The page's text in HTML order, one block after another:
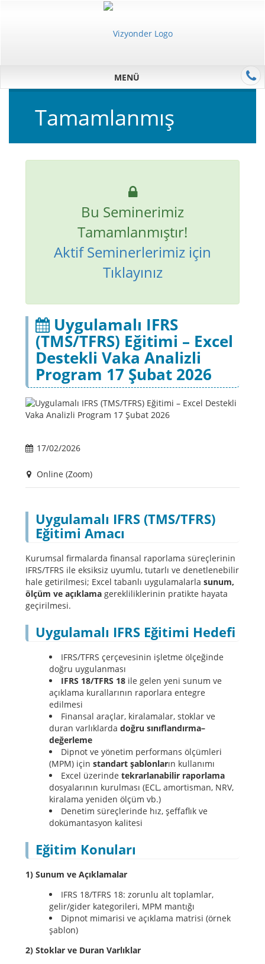
MENÜ
Tamamlanmış
Bu Seminerimiz
Tamamlanmıştır!
Aktif Seminerlerimiz için
Tıklayınız
Uygulamalı IFRS
(TMS/TFRS) Eğitimi – Excel
Destekli Vaka Analizli
Program 17 Şubat 2026
17/02/2026
Online (Zoom)
Uygulamalı IFRS (TMS/TFRS)
Eğitimi Amacı
Kurumsal firmalarda finansal raporlama süreçlerinin
IFRS/TFRS ile eksiksiz uyumlu, tutarlı ve denetlenebilir
hale getirilmesi; Excel tabanlı uygulamalarla sunum,
ölçüm ve açıklama gerekliliklerinin pratikte hayata
geçirilmesi.
Uygulamalı IFRS Eğitimi Hedefi
IFRS/TFRS çerçevesinin işletme ölçeğinde
doğru uygulanması
IFRS 18/TFRS 18 ile gelen yeni sunum ve
açıklama kurallarının raporlara entegre
edilmesi
Finansal araçlar, kiralamalar, stoklar ve
duran varlıklarda doğru sınıflandırma–
değerleme
Dipnot ve yönetim performans ölçümleri
(MPM) için standart şablonların kullanımı
Excel üzerinde tekrarlanabilir raporlama
dosyalarının kurulması (ECL, amortisman, NRV,
kiralama yeniden ölçüm vb.)
Denetim süreçlerinde hız, şeffaflık ve
dokümantasyon kalitesi
Eğitim Konuları
1) Sunum ve Açıklamalar
IFRS 18/TFRS 18: zorunlu alt toplamlar,
gelir/gider kategorileri, MPM mantığı
Dipnot mimarisi ve açıklama matrisi (örnek
şablon)
2) Stoklar ve Duran Varlıklar